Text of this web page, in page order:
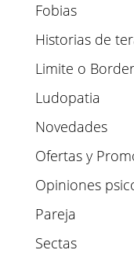
Fobias
Historias de
Limite o
Ludopatia
Novedades
Ofertas y
Opiniones
Pareja
Sectas